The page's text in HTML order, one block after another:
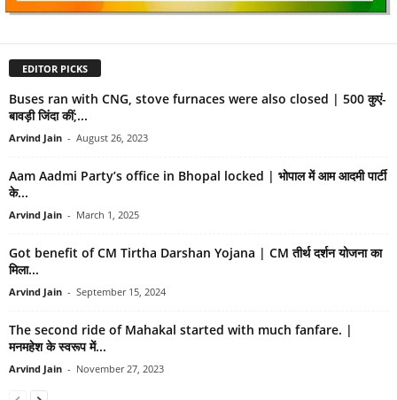
EDITOR PICKS
Buses ran with CNG, stove furnaces were also closed | 500 कुएं-
बावड़ी जिंदा कीं;...
Arvind Jain - August 26, 2023
Aam Aadmi Party’s office in Bhopal locked | भोपाल में आम आदमी पार्टी
के...
Arvind Jain - March 1, 2025
Got benefit of CM Tirtha Darshan Yojana | CM तीर्थ दर्शन योजना का
मिला...
Arvind Jain - September 15, 2024
The second ride of Mahakal started with much fanfare. |
मनमहेश के स्वरूप में...
Arvind Jain - November 27, 2023